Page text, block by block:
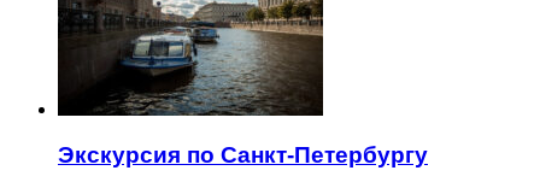
Экскурсия по Санкт-Петербургу